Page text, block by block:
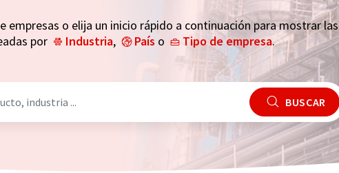
empresas o elija un inicio rápido a continuación para mostrar las
por
Industria, País o Tipo de empresa.
BUSCAR